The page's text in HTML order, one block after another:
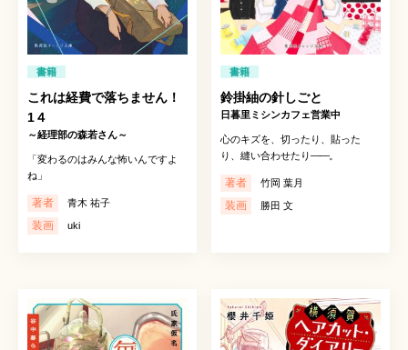
書籍
これは経費で落ちません！
1４
～経理部の森若さん～
「変わるのはみんな怖いんですよ
ね」
著者 青木 祐子
装画 uki
書籍
鈴掛紬の針しごと
日暮里ミシンカフェ営業中
心のキズを、切ったり、貼った
り、縫い合わせたり――。
著者 竹岡 葉月
装画 勝田 文